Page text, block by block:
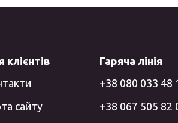
клієнтів
сайту
Гаряча лінія
+38 080 033 48
+38 067 505 82